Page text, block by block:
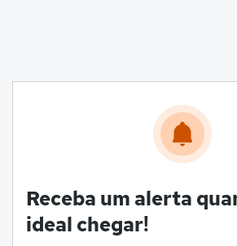
Receba um alerta
ideal chegar!